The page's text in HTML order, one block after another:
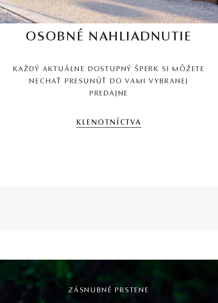
OSOBNÉ NAHLIADNUTIE
KAŽDÝ AKTUÁLNE DOSTUPNÝ ŠPERK SI MÔŽETE
NECHAŤ PRESUNÚŤ DO VAMI VYBRANEJ
PREDAJNE
KLENOTNÍCTVA
ZÁSNUBNÉ PRSTENE